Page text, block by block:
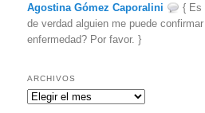
Agostina Gómez Caporalini
{ Es
de verdad alguien me puede
enfermedad? Por favor. }
ARCHIVOS
Archivos